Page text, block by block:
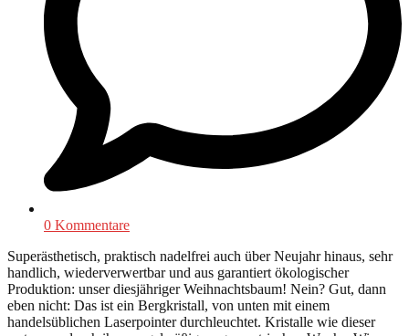
0 Kommentare
Superästhetisch, praktisch nadelfrei auch über Neujahr hinaus, sehr
handlich, wiederverwertbar und aus garantiert ökologischer
Produktion: unser diesjähriger Weihnachtsbaum! Nein? Gut, dann
eben nicht: Das ist ein Bergkristall, von unten mit einem
handelsüblichen Laserpointer durchleuchtet. Kristalle wie dieser